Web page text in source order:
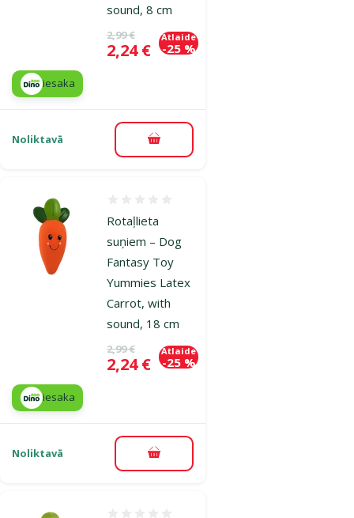
sound, 8 cm
Oriģinālā cena
2,99 €
Cena
2,24 €
Atlaide
-25 %
iesaka
Noliktavā Pievienot grozam
Rotaļlieta
suņiem – Dog
Fantasy Toy
Yummies Latex
Carrot, with
sound, 18 cm
Oriģinālā cena
2,99 €
Cena
2,24 €
Atlaide
-25 %
iesaka
Noliktavā Pievienot grozam